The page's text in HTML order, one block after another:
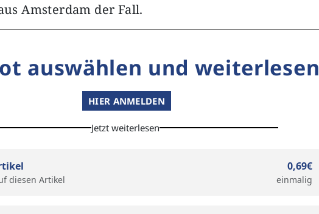
Amsterdam der Fall.
auswählen und weiterlesen
HIER ANMELDEN
Jetzt weiterlesen
diesen Artikel
0,69€
einmalig